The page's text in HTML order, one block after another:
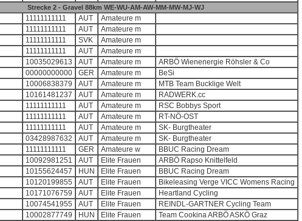
Strecke 2 - Gravel 88km WE-WU-AM-AW-MM-MW-MJ-WJ
11111111111 AUT
Amateure m
11111111111 AUT
Amateure m
11111111111 SVK
Amateure m
11111111111 AUT
Amateure m
10035029613 AUT Amateure m
ARBÖ Wienenergie Röhsler & Co
00000000000 GER Amateure m
BeSi
10006838379 AUT Amateure m
MTB Team Bucklige Welt
10161481237 AUT Amateure m
RADWERK.cc
11111111111 AUT Amateure m
RSC Bobbys Sport
11111111111 AUT Amateure m
RT-NÖ-OST
11111111111 AUT Amateure m
SK- Burgtheater
03428987632 AUT Amateure m
SK- Burgtheater
11111111111 GER Amateure w
BBUC Racing Dream
10092981251 AUT Elite Frauen
ARBÖ Rapso Knittelfeld
10155624457 HUN Elite Frauen
BBUC Racing Dream
10120199855 AUT Elite Frauen
Bikeleasing Verge VICC Womens Racing
10171076759 AUT Elite Frauen
Heartland Cycling
10074541955 AUT Elite Frauen
REINDL-GARTNER Cycling Team
10002877749 HUN Elite Frauen
Team Cookina ARBÖ ASKÖ Graz